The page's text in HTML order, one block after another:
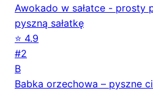
Awokado w sałatce - prosty
pyszną sałatkę
⭐ 4.9
#2
B
Babka orzechowa – pyszne